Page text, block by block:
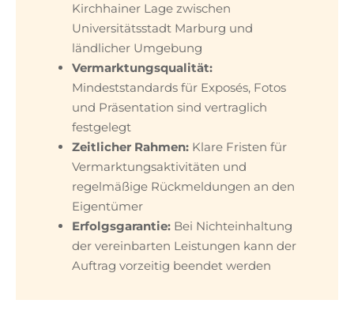
Kirchhainer Lage zwischen
Universitätsstadt Marburg und
ländlicher Umgebung
Vermarktungsqualität:
Mindeststandards für Exposés, Fotos
und Präsentation sind vertraglich
festgelegt
Zeitlicher Rahmen: Klare Fristen für
Vermarktungsaktivitäten und
regelmäßige Rückmeldungen an den
Eigentümer
Erfolgsgarantie: Bei Nichteinhaltung
der vereinbarten Leistungen kann der
Auftrag vorzeitig beendet werden